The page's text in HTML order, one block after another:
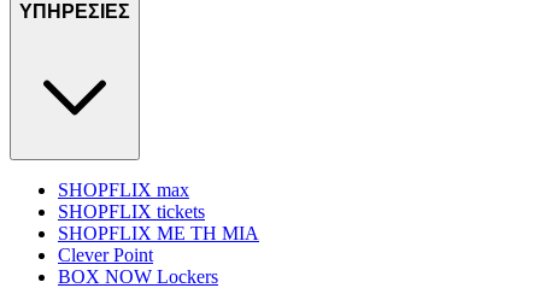
ΥΠΗΡΕΣΙΕΣ
SHOPFLIX max
SHOPFLIX tickets
SHOPFLIX ΜΕ ΤΗ ΜΙΑ
Clever Point
BOX NOW Lockers